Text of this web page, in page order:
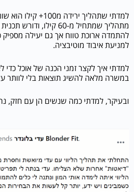
למדתי שתהליך ירידה
מתהליך שמתחיל מ-60
להתמדה ארוכת טווח אך גם יעילה מספיק
למניעת איבוד מוטיבציה.
במשרה מלאה להשיג תוצאות בלי לוותר
ובעיקר, למדתי כמה שנשים הן עם חזק,